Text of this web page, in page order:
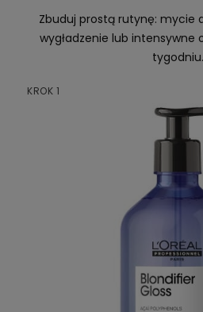
Zbuduj prostą rutynę: mycie
wygładzenie lub intensywne
tygodniu.
KROK 1